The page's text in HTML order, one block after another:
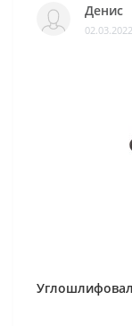
Денис
02.03.2022